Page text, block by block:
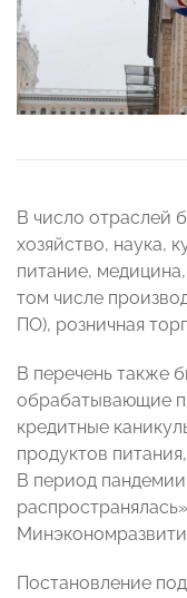
В число отраслей
хозяйство, наука,
питание,
том числе
ПО), розничная
В перечень также
обрабатывающие
кредитные
продуктов
В период
Постановление